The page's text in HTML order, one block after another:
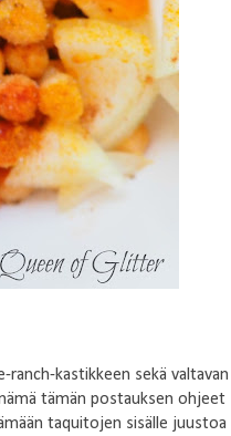
kastikkeen sekä valtavan
tämän postauksen ohjeet
taquitojen sisälle juustoa